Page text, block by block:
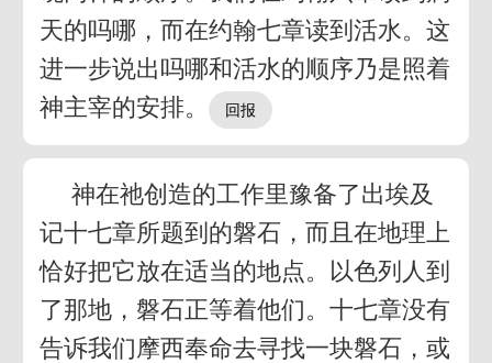
天的吗哪，而在约翰七章读到活水。这
进一步说出吗哪和活水的顺序乃是照着
神主宰的安排。
神在祂创造的工作里豫备了出埃及
记十七章所题到的磐石，而且在地理上
恰好把它放在适当的地点。以色列人到
了那地，磐石正等着他们。十七章没有
告诉我们摩西奉命去寻找一块磐石，或